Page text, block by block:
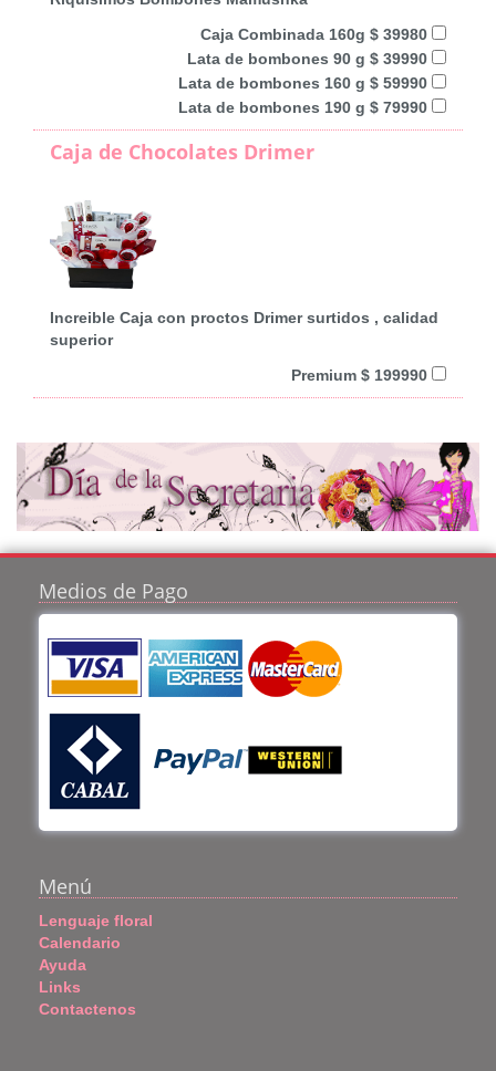
Caja Combinada 160g $ 39980
Lata de bombones 90 g $ 39990
Lata de bombones 160 g $ 59990
Lata de bombones 190 g $ 79990
Caja de Chocolates Drimer
Increible Caja con proctos Drimer surtidos , calidad
superior
Premium $ 199990
Medios de Pago
Menú
Lenguaje floral
Calendario
Ayuda
Links
Contactenos